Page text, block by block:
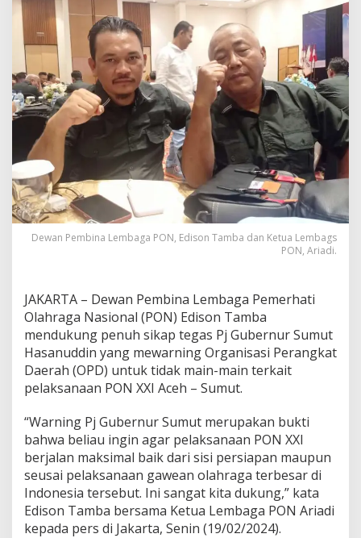
Event
Ini
Jangan
Jadi
Beban
Dispora
Saja
Dewan Pembina Lembaga PON, Edison Tamba dan Ketua Lembags
PON, Ariadi.
JAKARTA – Dewan Pembina Lembaga Pemerhati
Olahraga Nasional (PON) Edison Tamba
mendukung penuh sikap tegas Pj Gubernur Sumut
Hasanuddin yang mewarning Organisasi Perangkat
Daerah (OPD) untuk tidak main-main terkait
pelaksanaan PON XXI Aceh – Sumut.
“Warning Pj Gubernur Sumut merupakan bukti
bahwa beliau ingin agar pelaksanaan PON XXI
berjalan maksimal baik dari sisi persiapan maupun
seusai pelaksanaan gawean olahraga terbesar di
Indonesia tersebut. Ini sangat kita dukung,” kata
Edison Tamba bersama Ketua Lembaga PON Ariadi
kepada pers di Jakarta, Senin (19/02/2024).